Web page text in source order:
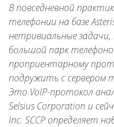
В повседневной
телефонии на базе
нетривиальные
большой парк
проприентарному
подружить с сервером
Это VoIP-протокол
Selsius Corporation и
Inc. SCCP определяет